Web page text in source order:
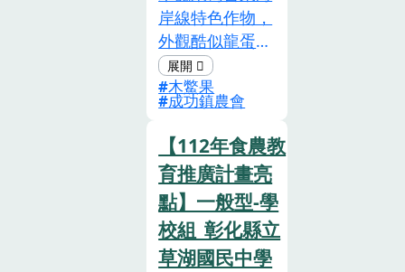
文化與經濟，並
理解本地化經濟
的重要性。本教
案設係培養學生
的環境意識與公
案場「汪汪地瓜
園」位於金山地
區，具有獨特的
地理與農業資
源，這提供學生
一個親近土地、
保護與永續農業
發展的目標，並
鏈結與食農教育
中的【農業與環
境】素養要求
（E4：瞭解農業
對環境保護及永
續發展的價
值），學生將理
解有機土壤對農
作物生長重要
岸線特色作物，
外觀酷似龍蛋，
成熟果實的內層
紅色假種皮含有
豐富的營養素，
包含茄紅素、維
生素B5、膳食纖
維、礦物質，以
及β-胡蘿蔔。因
為營養密度驚
人，也被喻為
木鱉果
成功鎮農會
【112年食農教
育推廣計畫亮
點】一般型-學
校組_彰化縣立
草湖國民中學